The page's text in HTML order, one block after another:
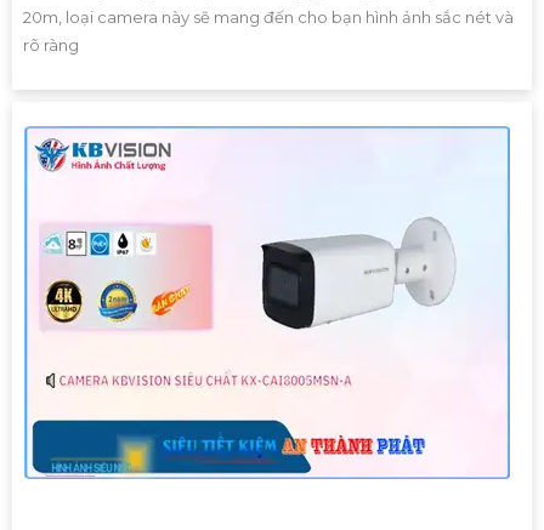
20m, loại camera này sẽ mang đến cho bạn hình ảnh sắc nét và
rõ ràng